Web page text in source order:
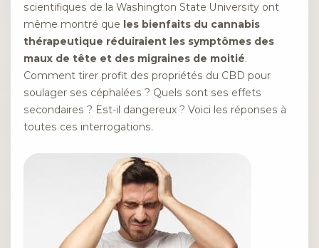
scientifiques de la Washington State University ont
même montré que les bienfaits du cannabis
thérapeutique réduiraient les symptômes des
maux de tête et des migraines de moitié.
Comment tirer profit des propriétés du CBD pour
soulager ses céphalées ? Quels sont ses effets
secondaires ? Est-il dangereux ? Voici les réponses à
toutes ces interrogations.